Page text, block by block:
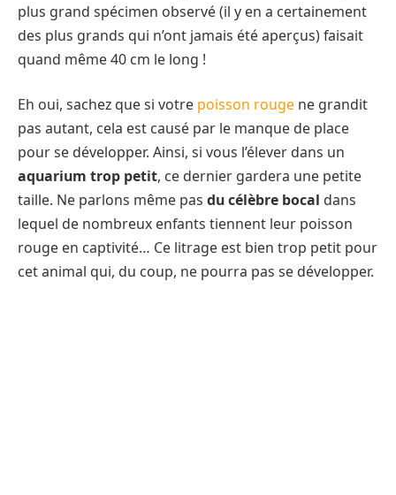
plus grand spécimen observé (il y en a certainement
des plus grands qui n’ont jamais été aperçus) faisait
quand même 40 cm le long !
Eh oui, sachez que si votre poisson rouge ne grandit
pas autant, cela est causé par le manque de place
pour se développer. Ainsi, si vous l’élever dans un
aquarium trop petit, ce dernier gardera une petite
taille. Ne parlons même pas du célèbre bocal dans
lequel de nombreux enfants tiennent leur poisson
rouge en captivité… Ce litrage est bien trop petit pour
cet animal qui, du coup, ne pourra pas se développer.